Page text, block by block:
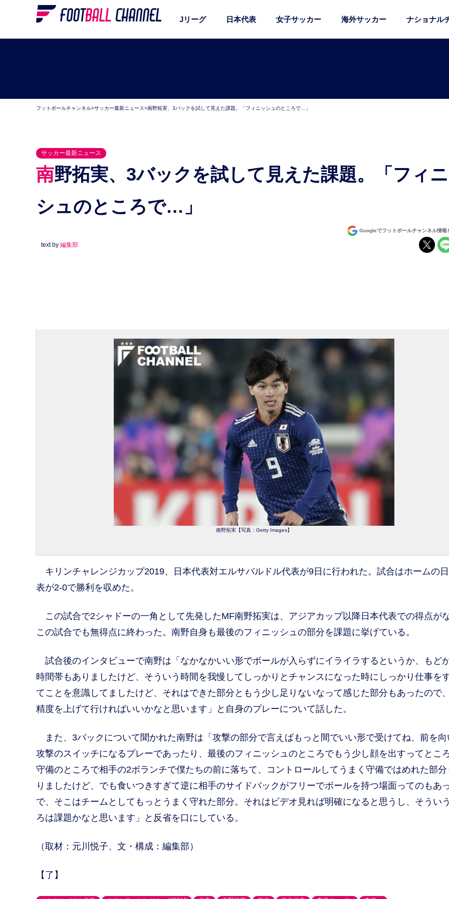
Jリーグ 日本代表 女子サッカー 海外サッカー ナショナル
フットボールチャンネル>サッカー最新ニュース>南野拓実、3バックを試して見えた課題。「フィニッシュのところで…」
サッカー最新ニュース
南野拓実、3バックを試して見えた課題。「フィニッ
シュのところで…」
Googleでフットボールチャンネル情報
text by 編集部
南野拓実【写真：Getty Images】
キリンチャレンジカップ2019、日本代表対エルサバルドル代表が9日に行われた。試合はホームの
表が2-0で勝利を収めた。
この試合で2シャドーの一角として先発したMF南野拓実は、アジアカップ以降日本代表での得点がな
この試合でも無得点に終わった。南野自身も最後のフィニッシュの部分を課題に挙げている。
試合後のインタビューで南野は「なかなかいい形でボールが入らずにイライラするというか、もど
時間帯もありましたけど、そういう時間を我慢してしっかりとチャンスになった時にしっかり仕事を
てことを意識してましたけど、それはできた部分ともう少し足りないなって感じた部分もあったので
精度を上げて行ければいいかなと思います」と自身のプレーについて話した。
また、3バックについて聞かれた南野は「攻撃の部分で言えばもっと間でいい形で受けてね、前を向
攻撃のスイッチになるプレーであったり、最後のフィニッシュのところでもう少し顔を出すってところ
守備のところで相手の2ボランチで僕たちの前に落ちて、コントロールしてうまく守備ではめれた部分
りましたけど、でも食いつきすぎて逆に相手のサイドバックがフリーでボールを持つ場面ってのもあ
で、そこはチームとしてもっとうまく守れた部分。それはビデオ見れば明確になると思うし、そうい
ろは課題かなと思います」と反省を口にしている。
（取材：元川悦子、文・構成：編集部）
【了】